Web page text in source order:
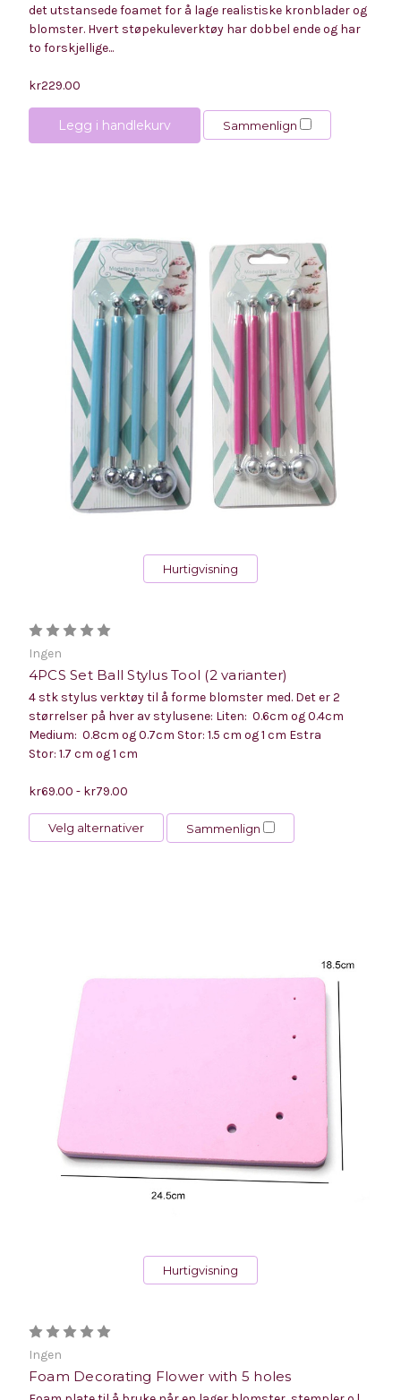
det utstansede foamet for å lage realistiske kronblader og
blomster. Hvert støpekuleverktøy har dobbel ende og har
to forskjellige...
kr229.00
Legg i handlekurv Sammenlign
Hurtigvisning
Ingen
4PCS Set Ball Stylus Tool (2 varianter)
4 stk stylus verktøy til å forme blomster med. Det er 2
størrelser på hver av stylusene: Liten: 0.6cm og 0.4cm
Medium: 0.8cm og 0.7cm Stor: 1.5 cm og 1 cm Estra
Stor: 1.7 cm og 1 cm
kr69.00 - kr79.00
Velg alternativer Sammenlign
Hurtigvisning
Ingen
Foam Decorating Flower with 5 holes